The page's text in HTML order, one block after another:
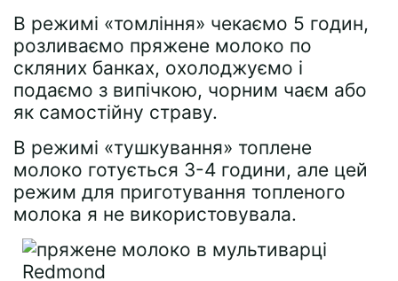
В режимі «томління» чекаємо 5 годин,
розливаємо пряжене молоко по
скляних банках, охолоджуємо і
подаємо з випічкою, чорним чаєм або
як самостійну страву.
В режимі «тушкування» топлене
молоко готується 3-4 години, але цей
режим для приготування топленого
молока я не використовувала.